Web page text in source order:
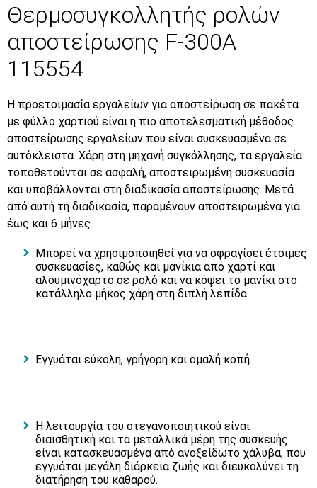
Θερμοσυγκολλητής ρολών
αποστείρωσης F-300A
115554
Η προετοιμασία εργαλείων για αποστείρωση σε πακέτα
με φύλλο χαρτιού είναι η πιο αποτελεσματική μέθοδος
αποστείρωσης εργαλείων που είναι συσκευασμένα σε
αυτόκλειστα. Xάρη στη μηχανή συγκόλλησης, τα εργαλεία
τοποθετούνται σε ασφαλή, αποστειρωμένη συσκευασία
και υποβάλλονται στη διαδικασία αποστείρωσης. Μετά
από αυτή τη διαδικασία, παραμένουν αποστειρωμένα για
έως και 6 μήνες.
Μπορεί να χρησιμοποιηθεί για να σφραγίσει έτοιμες
συσκευασίες, καθώς και μανίκια από χαρτί και
αλουμινόχαρτο σε ρολό και να κόψει το μανίκι στο
κατάλληλο μήκος χάρη στη διπλή λεπίδα
Εγγυάται εύκολη, γρήγορη και ομαλή κοπή.
Η λειτουργία του στεγανοποιητικού είναι
διαισθητική και τα μεταλλικά μέρη της συσκευής
είναι κατασκευασμένα από ανοξείδωτο χάλυβα, που
εγγυάται μεγάλη διάρκεια ζωής και διευκολύνει τη
διατήρηση του καθαρού.